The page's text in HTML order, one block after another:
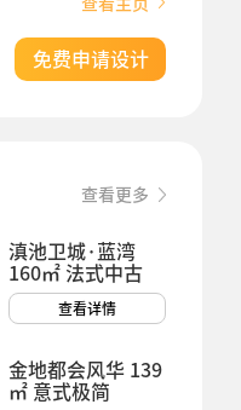
查看主页
免费申请设计
查看更多
滇池卫城·蓝湾
160㎡ 法式中古
查看详情
金地都会风华 139
㎡ 意式极简